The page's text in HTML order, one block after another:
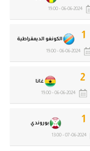
بوروندي 1
07-06-2024 - 13:00
غانا 2
06-06-2024 - 19:00
الكونغو الديمقراطية 1
06-06-2024 - 19:00
06-06-2024 - 19:00